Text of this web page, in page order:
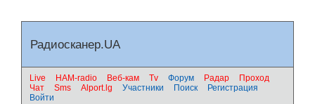
Радиосканер.UA
Live HAM-radio Веб-кам Tv Форум Радар
Проход
Чат
Sms Alport.lg Участники Поиск
Регистрация
Войти